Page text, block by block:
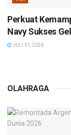
Perkuat
Navy Sukses
JULI 31, 2026
OLAHRAGA